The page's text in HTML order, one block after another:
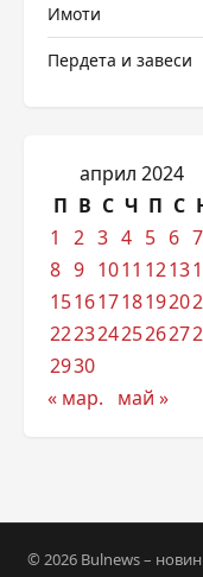
Имоти
Пердета и завеси
април 2024
П В С Ч П С
1
2 3 4 5 6 7
8 9 1011 1213
151617181920
222324252627
2930
« мар.
май »
© 2026 Bulnews –